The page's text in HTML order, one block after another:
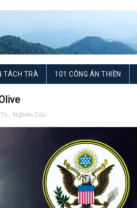
TÁCH TRÀ 101 CÔNG ÁN THIỀN
, Nghiên Cứu